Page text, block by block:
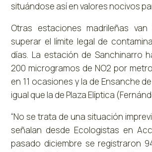
situándose así en valores nocivos
Otras estaciones madrileñas
superar el límite legal de
días. La estación de Sanchinarro
200 microgramos de NO2 por
en 11 ocasiones y la de Ensanche
igual que la de Plaza Elíptica
“No se trata de una situación
señalan desde Ecologistas en
pasado diciembre se registraron